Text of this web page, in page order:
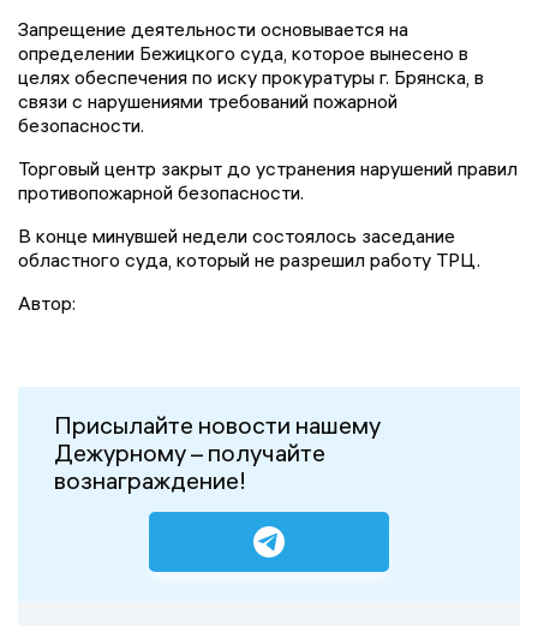
Запрещение деятельности основывается на
определении Бежицкого суда, которое вынесено в
целях обеспечения по иску прокуратуры г. Брянска, в
связи с нарушениями требований пожарной
безопасности.
Торговый центр закрыт до устранения нарушений правил
противопожарной безопасности.
В конце минувшей недели состоялось заседание
областного суда, который не разрешил работу ТРЦ.
Автор:
Присылайте новости нашему
Дежурному – получайте
вознаграждение!